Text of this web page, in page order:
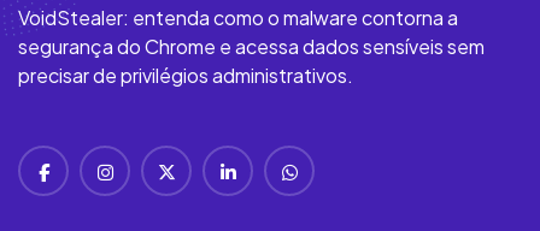
VoidStealer: entenda como o malware contorna a
segurança do Chrome e acessa dados sensíveis sem
precisar de privilégios administrativos.